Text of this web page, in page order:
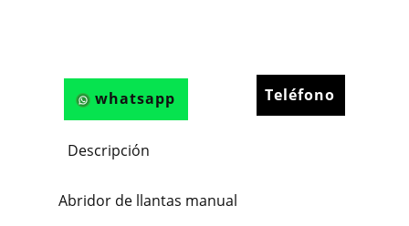
whatsapp Teléfono
Descripción
Abridor de llantas manual